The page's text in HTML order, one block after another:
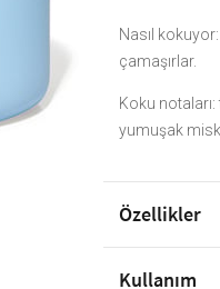
Nasıl
çamaşırlar.
Koku
yumuşak
Özellikler
Kullanım